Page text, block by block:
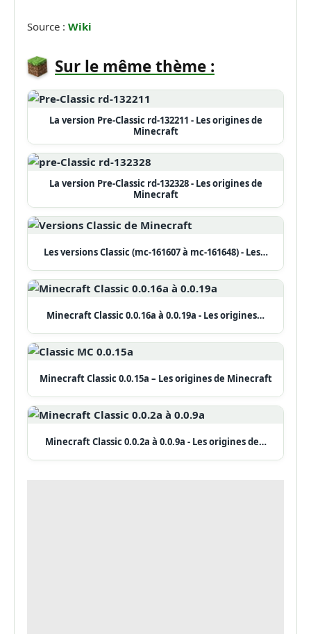
Source : Wiki
Sur le même thème :
La version Pre-Classic rd-132211 - Les origines de
Minecraft
La version Pre-Classic rd-132328 - Les origines de
Minecraft
Les versions Classic (mc-161607 à mc-161648) - Les…
Minecraft Classic 0.0.16a à 0.0.19a - Les origines…
Minecraft Classic 0.0.15a – Les origines de Minecraft
Minecraft Classic 0.0.2a à 0.0.9a - Les origines de…